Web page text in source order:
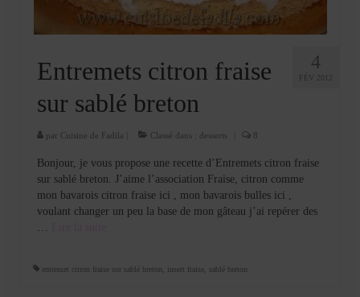
4
FÉV 2012
Entremets citron fraise
sur sablé breton
par Cuisine de Fadila Classé dans : desserts 8
Bonjour, je vous propose une recette d’Entremets citron fraise
sur sablé breton. J’aime l’association Fraise, citron comme
mon bavarois citron fraise ici , mon bavarois bulles ici ,
voulant changer un peu la base de mon gâteau j’ai repérer des
entremet citron fraise sur sablé breton insert fraise sablé breton